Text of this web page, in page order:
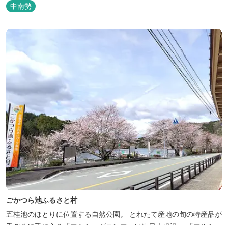
中南勢
ごかつら池ふるさと村
五桂池のほとりに位置する自然公園。 とれたて産地の旬の特産品が